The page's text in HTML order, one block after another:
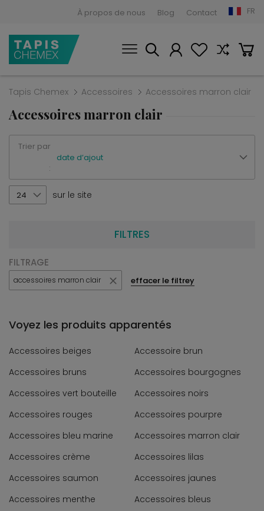
À propos de nous Blog Contact FR
Tapis Chemex Accessoires Accessoires marron clair
Accessoires marron clair
Trier par
:
date d’ajout
24 sur le site
FILTRES
FILTRAGE
accessoires marron clair effacer le filtrey
Voyez les produits apparentés
Accessoires beiges
Accessoire brun
Accessoires bruns
Accessoires bourgognes
Accessoires vert bouteille
Accessoires noirs
Accessoires rouges
Accessoires pourpre
Accessoires bleu marine
Accessoires marron clair
Accessoires crème
Accessoires lilas
Accessoires saumon
Accessoires jaunes
Accessoires menthe
Accessoires bleus